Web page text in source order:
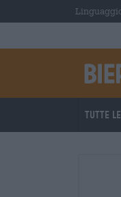
Skip to main content
Tutte